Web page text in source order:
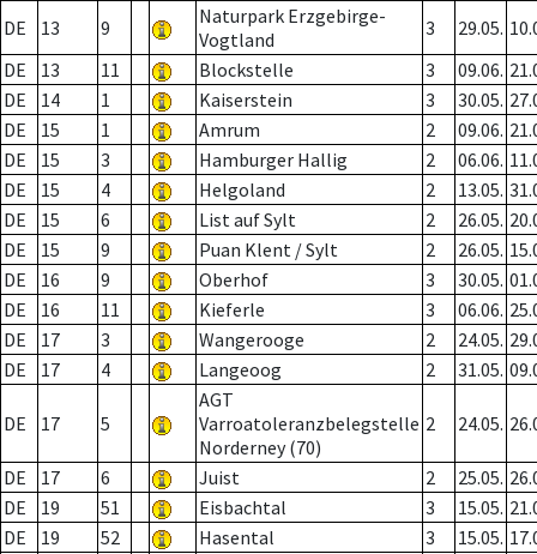
DE 13 9
Naturpark Erzgebirge-
Vogtland
3 29.05.
DE
13 11 Blockstelle 3 09.06.
DE
14 1 Kaiserstein 3 30.05.
DE
15 1 Amrum 2 09.06.
DE
15 3 Hamburger Hallig 2 06.06.
DE
15 4 Helgoland 2 13.05.
DE
15 6 List auf Sylt 2 26.05.
DE
15 9 Puan Klent / Sylt 2 26.05.
DE
16 9 Oberhof 3 30.05.
DE
16 11 Kieferle 3 06.06.
DE
17 3 Wangerooge 2 24.05.
DE
17 4 Langeoog 2 31.05.
DE 17 5
AGT
Varroatoleranzbelegstelle
Norderney (70)
2 24.05.
DE 17 6 Juist 2 25.05.
DE
19 51 Eisbachtal 3 15.05.
DE
19 52 Hasental 3 15.05.